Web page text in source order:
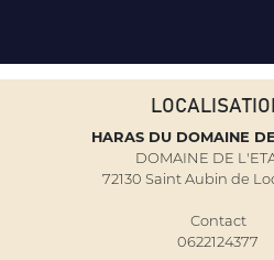
HARAS DU DOMAINE
DOMAINE DE
72130 Saint Aubin de
Contact
0622124377